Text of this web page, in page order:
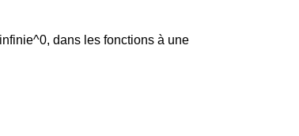
dans les fonctions à une